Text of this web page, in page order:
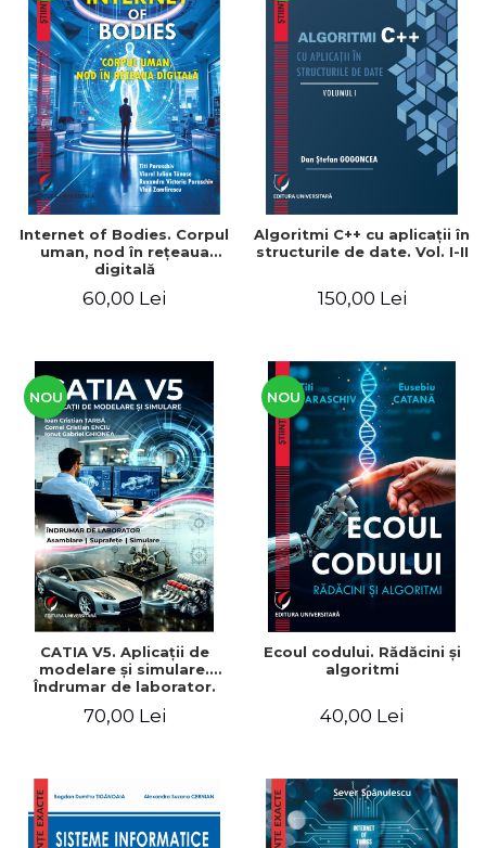
Internet of Bodies. Corpul
uman, nod în reţeaua
digitală
60,00 Lei
Algoritmi C++ cu aplicaţii în
structurile de date. Vol. I-II
150,00 Lei
NOU
CATIA V5. Aplicaţii de
modelare şi simulare.
Îndrumar de laborator.
facultăţile cu profil
70,00 Lei
NOU
Ecoul codului. Rădăcini şi
algoritmi
40,00 Lei